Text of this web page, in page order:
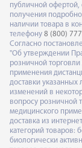
публичной
получения
наличии товара в
телефону 8 (800)
Согласно
"Об утверждении
розничной
применения
доставки
изменений в
вопросу розничной
медицинского
доставка из
категорий товаров:
биологически